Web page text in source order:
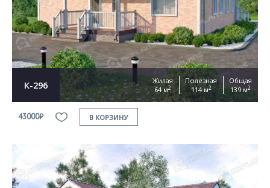
К-296
Жилая
64 м2
Полезная
114 м2
Общая
139 м2
43000₽ В КОРЗИНУ